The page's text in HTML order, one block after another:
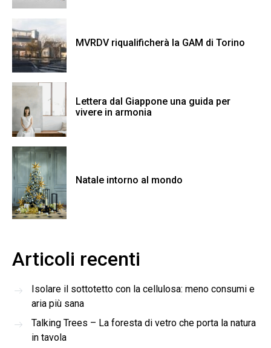
MVRDV riqualificherà la GAM di Torino
Lettera dal Giappone una guida per
vivere in armonia
Natale intorno al mondo
Articoli recenti
Isolare il sottotetto con la cellulosa: meno consumi e
aria più sana
Talking Trees – La foresta di vetro che porta la natura
in tavola